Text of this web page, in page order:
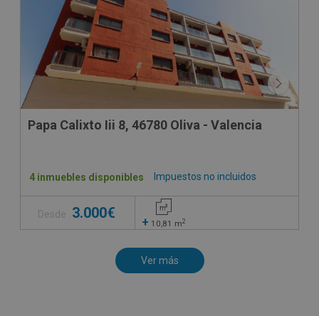
Papa Calixto Iii 8, 46780 Oliva - Valencia
Impuestos no incluidos
4 inmuebles disponibles
Desde 3.000€
+ 10,81 m2